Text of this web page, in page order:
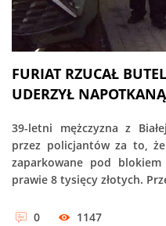
FURIAT RZUCAŁ
UDERZYŁ
39-letni mężczyzna z
przez policjantów za to,
zaparkowane pod
prawie 8 tysięcy złotych.
0 1147